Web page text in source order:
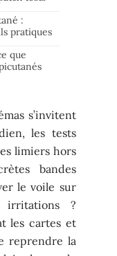
:
pratiques
que
s’invitent
les tests
limiers hors
bandes
le voile sur
irritations ?
les cartes et
reprendre la